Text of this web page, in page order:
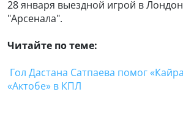
28 января выездной игрой в
"Арсенала".
Читайте по теме:
Гол Дастана Сатпаева помог
«Актобе» в КПЛ